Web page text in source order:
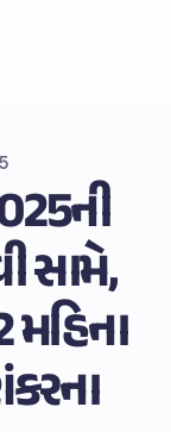
સામે,
મહિના